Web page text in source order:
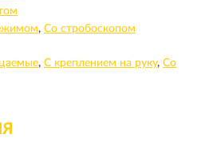
Со стробоскопом
С креплением на руку Со